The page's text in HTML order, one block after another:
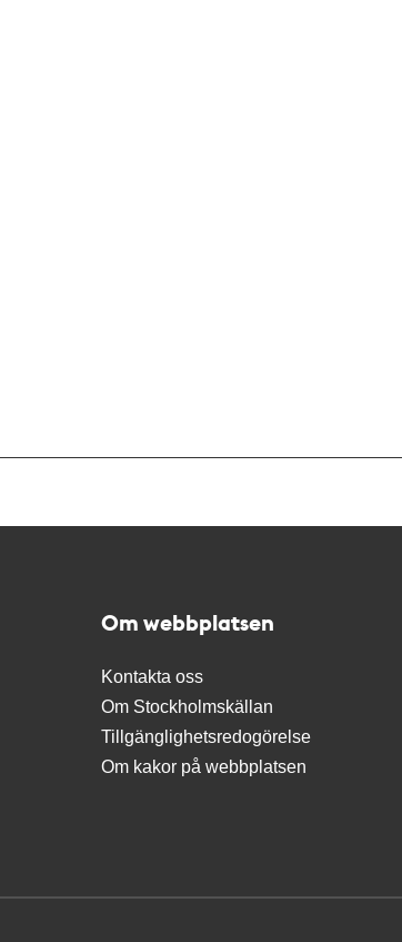
Om webbplatsen
Kontakta oss
Om Stockholmskällan
Tillgänglighetsredogörelse
Om kakor på webbplatsen